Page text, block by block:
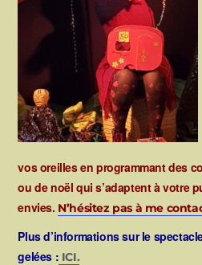
vos oreilles en programmant des
ou de noël qui s’adaptent à votre
envies. N’hésitez pas à me
Plus d’informations sur le
gelées : ICI.